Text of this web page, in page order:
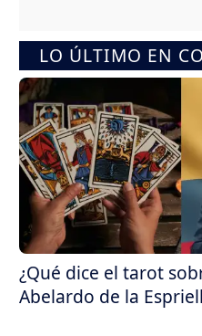
LO ÚLTIMO EN
¿Qué dice el tarot
Abelardo de la